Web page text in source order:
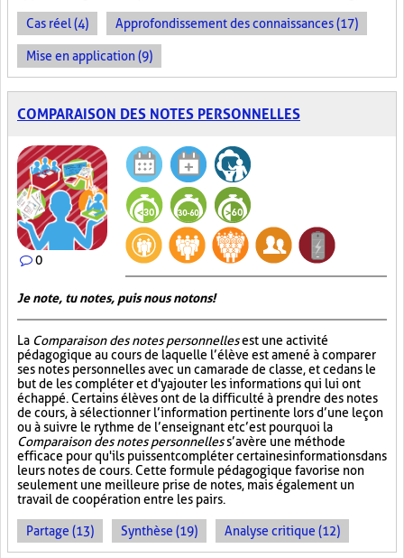
Cas réel (4) Approfondissement des connaissances (17)
Mise en application (9)
COMPARAISON DES NOTES PERSONNELLES
0
Je note, tu notes, puis nous notons!
La Comparaison des notes personnellesest une activité
pédagogique au cours de laquelle l’élève est amené à comparer
ses notes personnelles avec un camarade de classe, et ce dans le
but de les compléter et d'y ajouter les informations qui lui ont
échappé. Certains élèves ont de la difficulté à prendre des notes
de cours, à sélectionner l’information pertinente lors d’une leçon
ou à suivre le rythme de l’enseignant et c’est pourquoi la
Comparaison des notes personnelless’avère une méthode
efficace pour qu'ils puissent compléter certaines informations dans
leurs notes de cours. Cette formule pédagogique favorise non
seulement une meilleure prise de notes, mais également un
travail de coopération entre les pairs.
Partage (13) Synthèse (19) Analyse critique (12)